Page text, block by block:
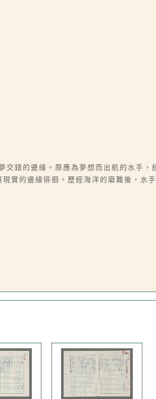
錯的邊緣。原應為夢想而出航的水手
實的邊緣徘徊。歷經海洋的磨難後，水